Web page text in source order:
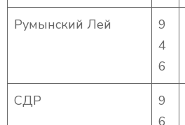
Румынский Лей
9
4
6
СДР
9
6